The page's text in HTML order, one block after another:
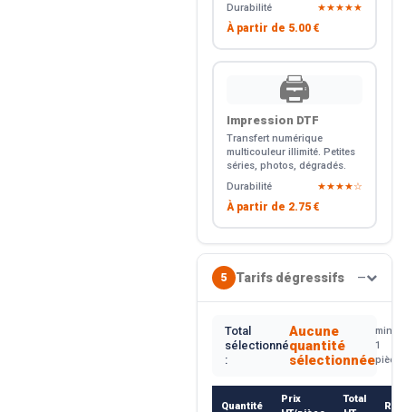
Durabilité
★★★★★
À partir de 5.00 €
🖨️
Impression DTF
Transfert numérique
multicouleur illimité. Petites
séries, photos, dégradés.
Durabilité
★★★★☆
À partir de 2.75 €
5 Tarifs dégressifs —
Total
sélectionné
:
Aucune
quantité
sélectionnée
min.
1
pièce
Quantité
Prix
Total